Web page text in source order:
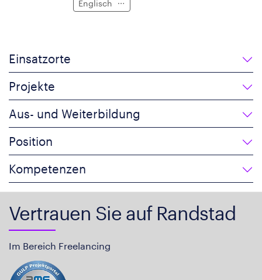
Englisch
Einsatzorte
Projekte
Aus- und Weiterbildung
Position
Kompetenzen
Vertrauen Sie auf Randstad
Im Bereich Freelancing